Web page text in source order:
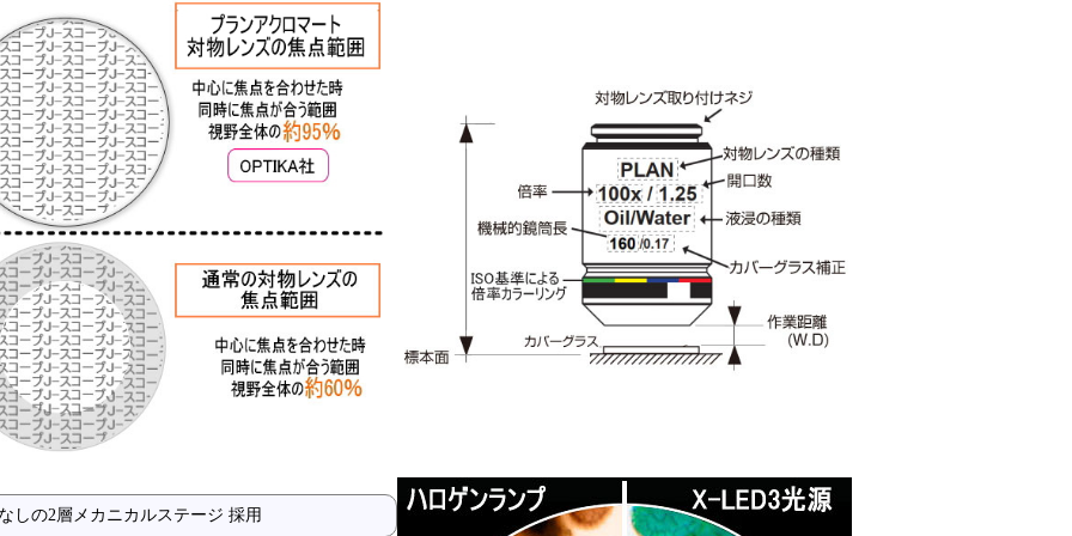
しの2層メカニカルステージ 採用